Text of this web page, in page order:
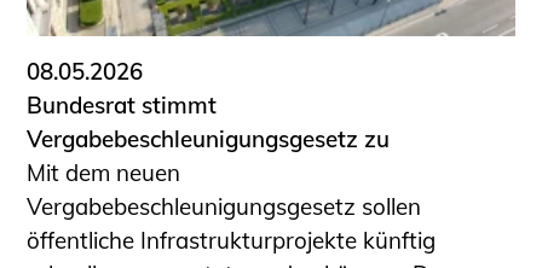
08.05.2026
Bundesrat stimmt
Vergabebeschleunigungsgesetz zu
Mit dem neuen
Vergabebeschleunigungsgesetz sollen
öffentliche Infrastrukturprojekte künftig